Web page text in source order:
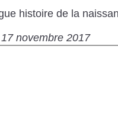
histoire de la
17 novembre 2017